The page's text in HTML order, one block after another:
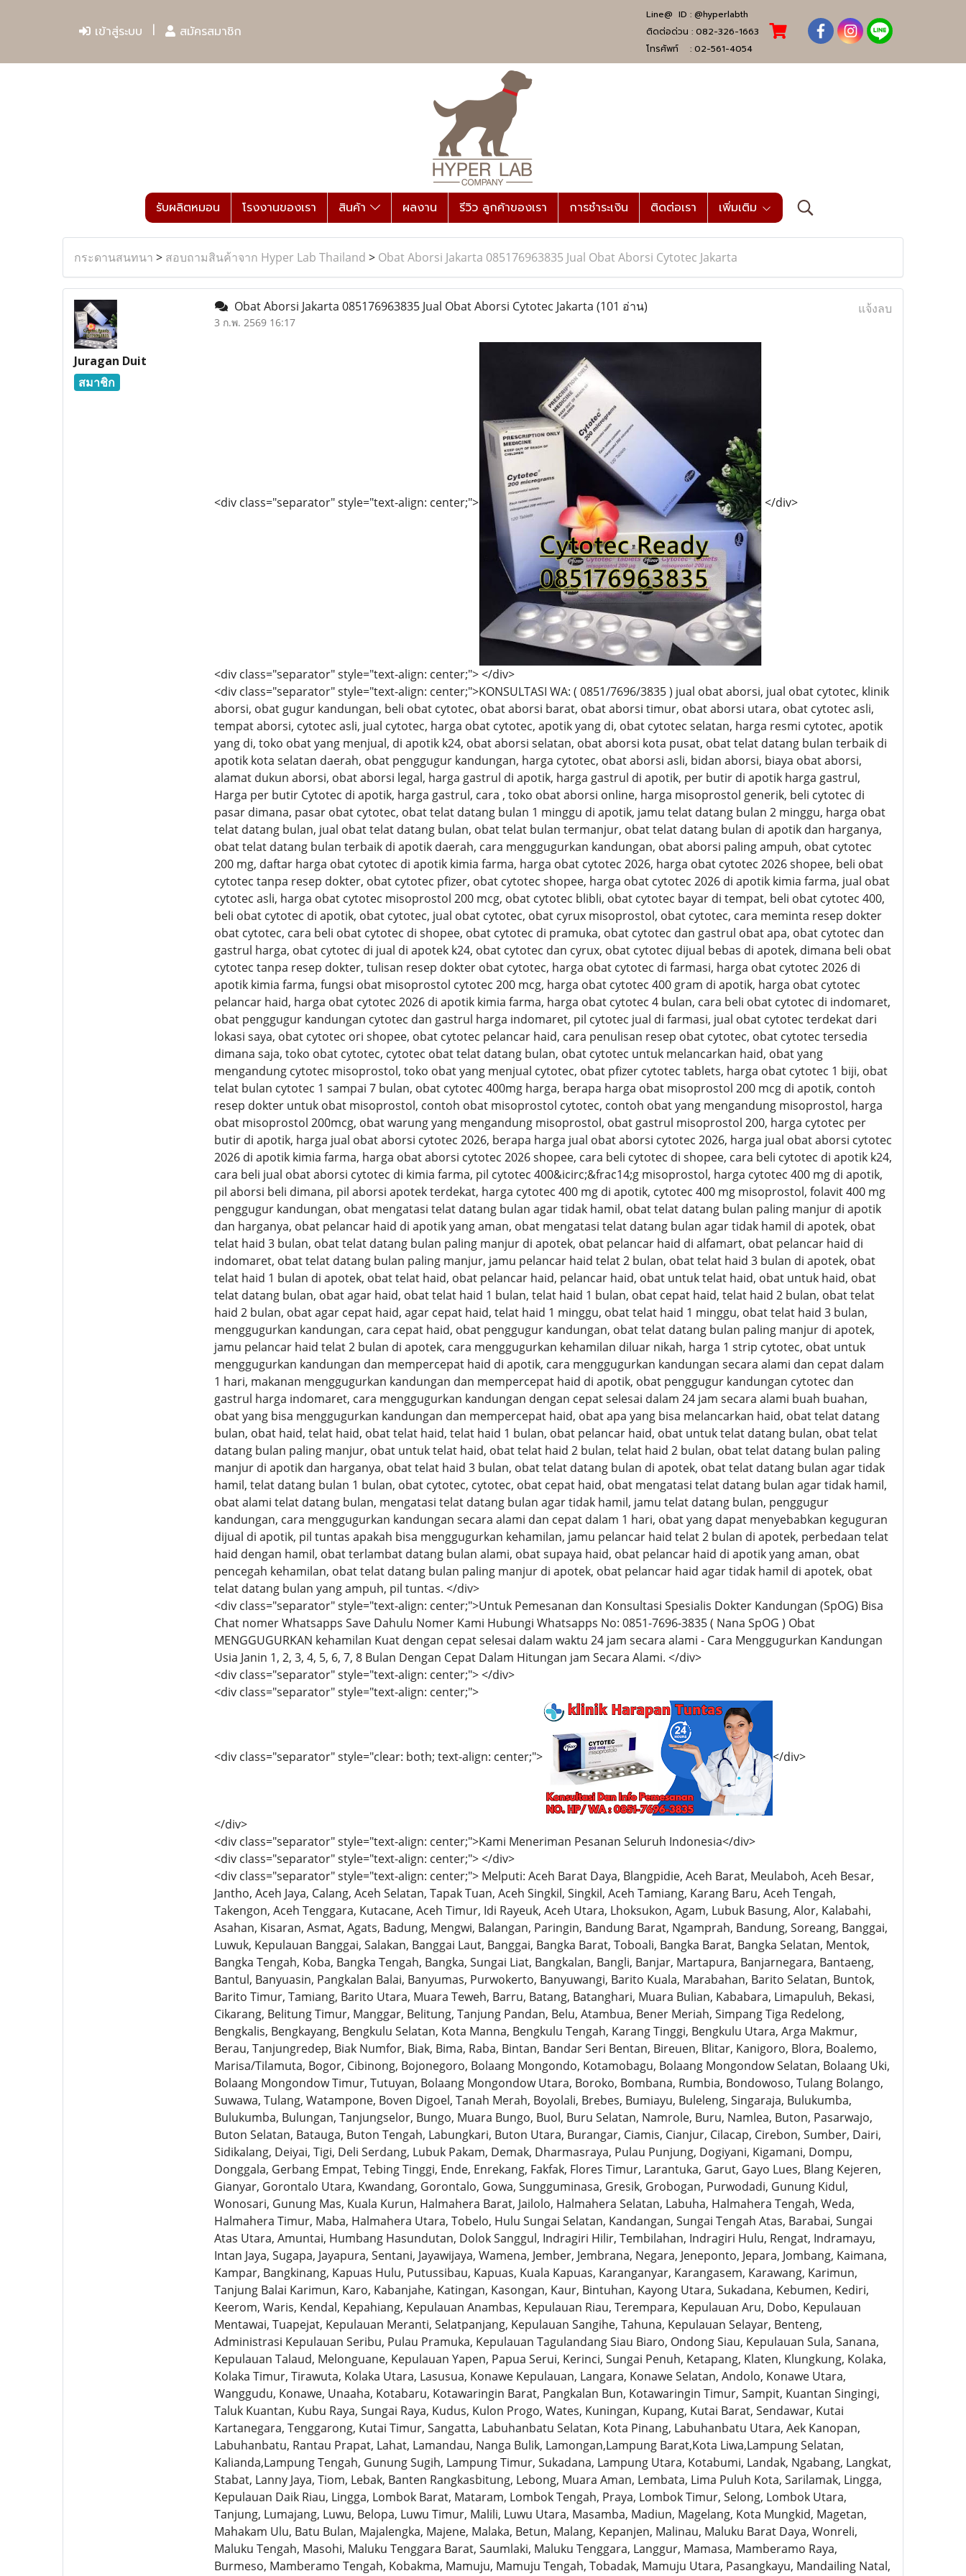
เข้าสู่ระบบ สมัครสมาชิก
Line@ ID : @hyperlabth
ติดต่อด่วน : 082-326-1663
โทรศัพท์ : 02-561-4054
รับผลิตหมอน โรงงานของเรา สินค้า ผลงาน รีวิว ลูกค้าของเรา การชำระเงิน ติดต่อเรา เพิ่มเติม
กระดานสนทนา > สอบถามสินค้าจาก Hyper Lab Thailand > Obat Aborsi Jakarta ​​085176963835​ Jual Obat Aborsi Cytotec Jakarta
Juragan Duit
สมาชิก
Obat Aborsi Jakarta ​​085176963835​ Jual Obat Aborsi Cytotec Jakarta (101 อ่าน)
3 ก.พ. 2569 16:17
แจ้งลบ
<div class="separator" style="text-align: center;"> </div>
<div class="separator" style="text-align: center;"> </div>
<div class="separator" style="text-align: center;">KONSULTASI WA: ( 0851/7696/3835 ) jual obat aborsi, jual obat cytotec, klinik
aborsi, obat gugur kandungan, beli obat cytotec, obat aborsi barat, obat aborsi timur, obat aborsi utara, obat cytotec asli,
tempat aborsi, cytotec asli, jual cytotec, harga obat cytotec, apotik yang di, obat cytotec selatan, harga resmi cytotec, apotik
yang di, toko obat yang menjual, di apotik k24, obat aborsi selatan, obat aborsi kota pusat, obat telat datang bulan terbaik di
apotik kota selatan daerah, obat penggugur kandungan, harga cytotec, obat aborsi asli, bidan aborsi, biaya obat aborsi,
alamat dukun aborsi, obat aborsi legal, harga gastrul di apotik, harga gastrul di apotik, per butir di apotik harga gastrul,
Harga per butir Cytotec di apotik, harga gastrul, cara , toko obat aborsi online, harga misoprostol generik, beli cytotec di
pasar dimana, pasar obat cytotec, obat telat datang bulan 1 minggu di apotik, jamu telat datang bulan 2 minggu, harga obat
telat datang bulan, jual obat telat datang bulan, obat telat bulan termanjur, obat telat datang bulan di apotik dan harganya,
obat telat datang bulan terbaik di apotik daerah, cara menggugurkan kandungan, obat aborsi paling ampuh, obat cytotec
200 mg, daftar harga obat cytotec di apotik kimia farma, harga obat cytotec 2026, harga obat cytotec 2026 shopee, beli obat
cytotec tanpa resep dokter, obat cytotec pfizer, obat cytotec shopee, harga obat cytotec 2026 di apotik kimia farma, jual obat
cytotec asli, harga obat cytotec misoprostol 200 mcg, obat cytotec blibli, obat cytotec bayar di tempat, beli obat cytotec 400,
beli obat cytotec di apotik, obat cytotec, jual obat cytotec, obat cyrux misoprostol, obat cytotec, cara meminta resep dokter
obat cytotec, cara beli obat cytotec di shopee, obat cytotec di pramuka, obat cytotec dan gastrul obat apa, obat cytotec dan
gastrul harga, obat cytotec di jual di apotek k24, obat cytotec dan cyrux, obat cytotec dijual bebas di apotek, dimana beli obat
cytotec tanpa resep dokter, tulisan resep dokter obat cytotec, harga obat cytotec di farmasi, harga obat cytotec 2026 di
apotik kimia farma, fungsi obat misoprostol cytotec 200 mcg, harga obat cytotec 400 gram di apotik, harga obat cytotec
pelancar haid, harga obat cytotec 2026 di apotik kimia farma, harga obat cytotec 4 bulan, cara beli obat cytotec di indomaret,
obat penggugur kandungan cytotec dan gastrul harga indomaret, pil cytotec jual di farmasi, jual obat cytotec terdekat dari
lokasi saya, obat cytotec ori shopee, obat cytotec pelancar haid, cara penulisan resep obat cytotec, obat cytotec tersedia
dimana saja, toko obat cytotec, cytotec obat telat datang bulan, obat cytotec untuk melancarkan haid, obat yang
mengandung cytotec misoprostol, toko obat yang menjual cytotec, obat pfizer cytotec tablets, harga obat cytotec 1 biji, obat
telat bulan cytotec 1 sampai 7 bulan, obat cytotec 400mg harga, berapa harga obat misoprostol 200 mcg di apotik, contoh
resep dokter untuk obat misoprostol, contoh obat misoprostol cytotec, contoh obat yang mengandung misoprostol, harga
obat misoprostol 200mcg, obat warung yang mengandung misoprostol, obat gastrul misoprostol 200, harga cytotec per
butir di apotik, harga jual obat aborsi cytotec 2026, berapa harga jual obat aborsi cytotec 2026, harga jual obat aborsi cytotec
2026 di apotik kimia farma, harga obat aborsi cytotec 2026 shopee, cara beli cytotec di shopee, cara beli cytotec di apotik k24,
cara beli jual obat aborsi cytotec di kimia farma, pil cytotec 400&icirc;&frac14;g misoprostol, harga cytotec 400 mg di apotik,
pil aborsi beli dimana, pil aborsi apotek terdekat, harga cytotec 400 mg di apotik, cytotec 400 mg misoprostol, folavit 400 mg
penggugur kandungan, obat mengatasi telat datang bulan agar tidak hamil, obat telat datang bulan paling manjur di apotik
dan harganya, obat pelancar haid di apotik yang aman, obat mengatasi telat datang bulan agar tidak hamil di apotek, obat
telat haid 3 bulan, obat telat datang bulan paling manjur di apotek, obat pelancar haid di alfamart, obat pelancar haid di
indomaret, obat telat datang bulan paling manjur, jamu pelancar haid telat 2 bulan, obat telat haid 3 bulan di apotek, obat
telat haid 1 bulan di apotek, obat telat haid, obat pelancar haid, pelancar haid, obat untuk telat haid, obat untuk haid, obat
telat datang bulan, obat agar haid, obat telat haid 1 bulan, telat haid 1 bulan, obat cepat haid, telat haid 2 bulan, obat telat
haid 2 bulan, obat agar cepat haid, agar cepat haid, telat haid 1 minggu, obat telat haid 1 minggu, obat telat haid 3 bulan,
menggugurkan kandungan, cara cepat haid, obat penggugur kandungan, obat telat datang bulan paling manjur di apotek,
jamu pelancar haid telat 2 bulan di apotek, cara menggugurkan kehamilan diluar nikah, harga 1 strip cytotec, obat untuk
menggugurkan kandungan dan mempercepat haid di apotik, cara menggugurkan kandungan secara alami dan cepat dalam
1 hari, makanan menggugurkan kandungan dan mempercepat haid di apotik, obat penggugur kandungan cytotec dan
gastrul harga indomaret, cara menggugurkan kandungan dengan cepat selesai dalam 24 jam secara alami buah buahan,
obat yang bisa menggugurkan kandungan dan mempercepat haid, obat apa yang bisa melancarkan haid, obat telat datang
bulan, obat haid, telat haid, obat telat haid, telat haid 1 bulan, obat pelancar haid, obat untuk telat datang bulan, obat telat
datang bulan paling manjur, obat untuk telat haid, obat telat haid 2 bulan, telat haid 2 bulan, obat telat datang bulan paling
manjur di apotik dan harganya, obat telat haid 3 bulan, obat telat datang bulan di apotek, obat telat datang bulan agar tidak
hamil, telat datang bulan 1 bulan, obat cytotec, cytotec, obat cepat haid, obat mengatasi telat datang bulan agar tidak hamil,
obat alami telat datang bulan, mengatasi telat datang bulan agar tidak hamil, jamu telat datang bulan, penggugur
kandungan, cara menggugurkan kandungan secara alami dan cepat dalam 1 hari, obat yang dapat menyebabkan keguguran
dijual di apotik, pil tuntas apakah bisa menggugurkan kehamilan, jamu pelancar haid telat 2 bulan di apotek, perbedaan telat
haid dengan hamil, obat terlambat datang bulan alami, obat supaya haid, obat pelancar haid di apotik yang aman, obat
pencegah kehamilan, obat telat datang bulan paling manjur di apotek, obat pelancar haid agar tidak hamil di apotek, obat
telat datang bulan yang ampuh, pil tuntas. </div>
<div class="separator" style="text-align: center;">Untuk Pemesanan dan Konsultasi Spesialis Dokter Kandungan (SpOG) Bisa
Chat nomer Whatsapps Save Dahulu Nomer Kami Hubungi Whatsapps No: 0851-7696-3835 ( Nana SpOG ) Obat
MENGGUGURKAN kehamilan Kuat dengan cepat selesai dalam waktu 24 jam secara alami - Cara Menggugurkan Kandungan
Usia Janin 1, 2, 3, 4, 5, 6, 7, 8 Bulan Dengan Cepat Dalam Hitungan jam Secara Alami. </div>
<div class="separator" style="text-align: center;"> </div>
<div class="separator" style="text-align: center;">
<div class="separator" style="clear: both; text-align: center;"> </div>
</div>
<div class="separator" style="text-align: center;">Kami Meneriman Pesanan Seluruh Indonesia</div>
<div class="separator" style="text-align: center;"> </div>
<div class="separator" style="text-align: center;"> Melputi: Aceh Barat Daya, Blangpidie, Aceh Barat, Meulaboh, Aceh Besar,
Jantho, Aceh Jaya, Calang, Aceh Selatan, Tapak Tuan, Aceh Singkil, Singkil, Aceh Tamiang, Karang Baru, Aceh Tengah,
Takengon, Aceh Tenggara, Kutacane, Aceh Timur, Idi Rayeuk, Aceh Utara, Lhoksukon, Agam, Lubuk Basung, Alor, Kalabahi,
Asahan, Kisaran, Asmat, Agats, Badung, Mengwi, Balangan, Paringin, Bandung Barat, Ngamprah, Bandung, Soreang, Banggai,
Luwuk, Kepulauan Banggai, Salakan, Banggai Laut, Banggai, Bangka Barat, Toboali, Bangka Barat, Bangka Selatan, Mentok,
Bangka Tengah, Koba, Bangka Tengah, Bangka, Sungai Liat, Bangkalan, Bangli, Banjar, Martapura, Banjarnegara, Bantaeng,
Bantul, Banyuasin, Pangkalan Balai, Banyumas, Purwokerto, Banyuwangi, Barito Kuala, Marabahan, Barito Selatan, Buntok,
Barito Timur, Tamiang, Barito Utara, Muara Teweh, Barru, Batang, Batanghari, Muara Bulian, Kababara, Limapuluh, Bekasi,
Cikarang, Belitung Timur, Manggar, Belitung, Tanjung Pandan, Belu, Atambua, Bener Meriah, Simpang Tiga Redelong,
Bengkalis, Bengkayang, Bengkulu Selatan, Kota Manna, Bengkulu Tengah, Karang Tinggi, Bengkulu Utara, Arga Makmur,
Berau, Tanjungredep, Biak Numfor, Biak, Bima, Raba, Bintan, Bandar Seri Bentan, Bireuen, Blitar, Kanigoro, Blora, Boalemo,
Marisa/Tilamuta, Bogor, Cibinong, Bojonegoro, Bolaang Mongondo, Kotamobagu, Bolaang Mongondow Selatan, Bolaang Uki,
Bolaang Mongondow Timur, Tutuyan, Bolaang Mongondow Utara, Boroko, Bombana, Rumbia, Bondowoso, Tulang Bolango,
Suwawa, Tulang, Watampone, Boven Digoel, Tanah Merah, Boyolali, Brebes, Bumiayu, Buleleng, Singaraja, Bulukumba,
Bulukumba, Bulungan, Tanjungselor, Bungo, Muara Bungo, Buol, Buru Selatan, Namrole, Buru, Namlea, Buton, Pasarwajo,
Buton Selatan, Batauga, Buton Tengah, Labungkari, Buton Utara, Burangar, Ciamis, Cianjur, Cilacap, Cirebon, Sumber, Dairi,
Sidikalang, Deiyai, Tigi, Deli Serdang, Lubuk Pakam, Demak, Dharmasraya, Pulau Punjung, Dogiyani, Kigamani, Dompu,
Donggala, Gerbang Empat, Tebing Tinggi, Ende, Enrekang, Fakfak, Flores Timur, Larantuka, Garut, Gayo Lues, Blang Kejeren,
Gianyar, Gorontalo Utara, Kwandang, Gorontalo, Gowa, Sungguminasa, Gresik, Grobogan, Purwodadi, Gunung Kidul,
Wonosari, Gunung Mas, Kuala Kurun, Halmahera Barat, Jailolo, Halmahera Selatan, Labuha, Halmahera Tengah, Weda,
Halmahera Timur, Maba, Halmahera Utara, Tobelo, Hulu Sungai Selatan, Kandangan, Sungai Tengah Atas, Barabai, Sungai
Atas Utara, Amuntai, Humbang Hasundutan, Dolok Sanggul, Indragiri Hilir, Tembilahan, Indragiri Hulu, Rengat, Indramayu,
Intan Jaya, Sugapa, Jayapura, Sentani, Jayawijaya, Wamena, Jember, Jembrana, Negara, Jeneponto, Jepara, Jombang, Kaimana,
Kampar, Bangkinang, Kapuas Hulu, Putussibau, Kapuas, Kuala Kapuas, Karanganyar, Karangasem, Karawang, Karimun,
Tanjung Balai Karimun, Karo, Kabanjahe, Katingan, Kasongan, Kaur, Bintuhan, Kayong Utara, Sukadana, Kebumen, Kediri,
Keerom, Waris, Kendal, Kepahiang, Kepulauan Anambas, Kepulauan Riau, Terempara, Kepulauan Aru, Dobo, Kepulauan
Mentawai, Tuapejat, Kepulauan Meranti, Selatpanjang, Kepulauan Sangihe, Tahuna, Kepulauan Selayar, Benteng,
Administrasi Kepulauan Seribu, Pulau Pramuka, Kepulauan Tagulandang Siau Biaro, Ondong Siau, Kepulauan Sula, Sanana,
Kepulauan Talaud, Melonguane, Kepulauan Yapen, Papua Serui, Kerinci, Sungai Penuh, Ketapang, Klaten, Klungkung, Kolaka,
Kolaka Timur, Tirawuta, Kolaka Utara, Lasusua, Konawe Kepulauan, Langara, Konawe Selatan, Andolo, Konawe Utara,
Wanggudu, Konawe, Unaaha, Kotabaru, Kotawaringin Barat, Pangkalan Bun, Kotawaringin Timur, Sampit, Kuantan Singingi,
Taluk Kuantan, Kubu Raya, Sungai Raya, Kudus, Kulon Progo, Wates, Kuningan, Kupang, Kutai Barat, Sendawar, Kutai
Kartanegara, Tenggarong, Kutai Timur, Sangatta, Labuhanbatu Selatan, Kota Pinang, Labuhanbatu Utara, Aek Kanopan,
Labuhanbatu, Rantau Prapat, Lahat, Lamandau, Nanga Bulik, Lamongan,Lampung Barat,Kota Liwa,Lampung Selatan,
Kalianda,Lampung Tengah, Gunung Sugih, Lampung Timur, Sukadana, Lampung Utara, Kotabumi, Landak, Ngabang, Langkat,
Stabat, Lanny Jaya, Tiom, Lebak, Banten Rangkasbitung, Lebong, Muara Aman, Lembata, Lima Puluh Kota, Sarilamak, Lingga,
Kepulauan Daik Riau, Lingga, Lombok Barat, Mataram, Lombok Tengah, Praya, Lombok Timur, Selong, Lombok Utara,
Tanjung, Lumajang, Luwu, Belopa, Luwu Timur, Malili, Luwu Utara, Masamba, Madiun, Magelang, Kota Mungkid, Magetan,
Mahakam Ulu, Batu Bulan, Majalengka, Majene, Malaka, Betun, Malang, Kepanjen, Malinau, Maluku Barat Daya, Wonreli,
Maluku Tengah, Masohi, Maluku Tenggara Barat, Saumlaki, Maluku Tenggara, Langgur, Mamasa, Mamberamo Raya,
Burmeso, Mamberamo Tengah, Kobakma, Mamuju, Mamuju Tengah, Tobadak, Mamuju Utara, Pasangkayu, Mandailing Natal,